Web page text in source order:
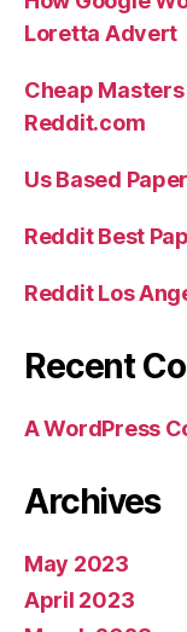
Loretta Advert
Cheap
Reddit.com
Us Based
Reddit Best
Reddit Los
Recent
A WordPress
Archives
May 2023
April 2023